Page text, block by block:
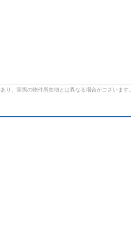
、実際の物件所在地とは異なる場合がございます。